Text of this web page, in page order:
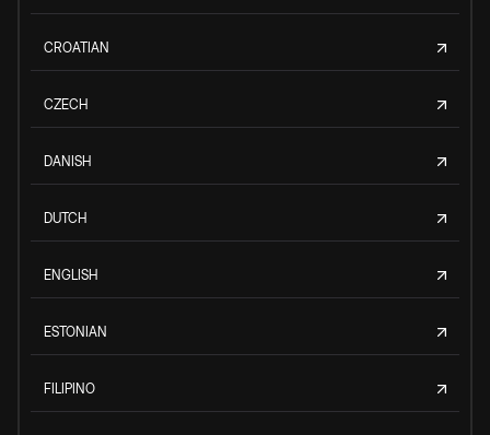
CROATIAN
CZECH
DANISH
DUTCH
ENGLISH
ESTONIAN
FILIPINO